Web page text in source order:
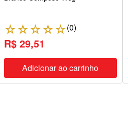
☆☆☆☆☆(0)
R$ 29,51
Adicionar ao carrinho